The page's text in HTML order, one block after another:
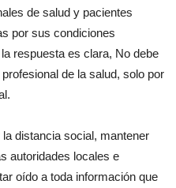
de salud y pacientes
por sus condiciones
respuesta es clara, No debe
de la salud, solo por
distancia social, mantener
autoridades locales e
oído a toda información que